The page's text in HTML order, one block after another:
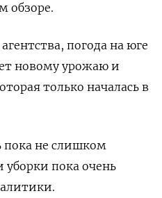
обзоре.
погода на юге
новому урожаю и
только началась в
пока не слишком
уборки пока очень